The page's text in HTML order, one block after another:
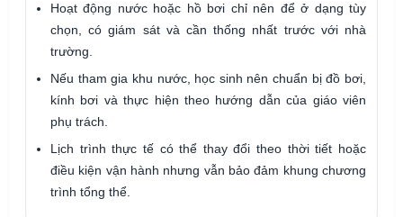
Hoạt động nước hoặc hồ bơi chỉ nên để ở dạng tùy
chọn, có giám sát và cần thống nhất trước với nhà
trường.
Nếu tham gia khu nước, học sinh nên chuẩn bị đồ bơi,
kính bơi và thực hiện theo hướng dẫn của giáo viên
phụ trách.
Lịch trình thực tế có thể thay đổi theo thời tiết hoặc
điều kiện vận hành nhưng vẫn bảo đảm khung chương
trình tổng thể.